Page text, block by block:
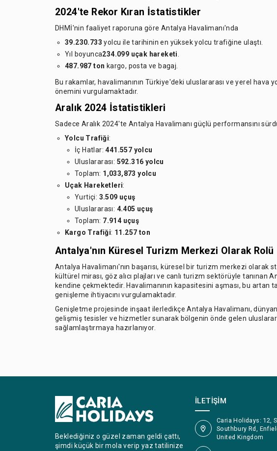
2024'te Rekor Kıran İstatistikler
DHMİ'nin faaliyet raporuna göre Antalya Havalimanı'nda
39.230.733 yolcu ile tarihinin en yüksek yolcu trafiğine ulaştı.
Yıl boyunca234.099 uçak hareketi
487.987 ton kargo, posta ve bagaj.
Bu rakamlar, havalimanının Türkiye'deki uluslararası ve yerel hava
önemini vurgulamaktadır.
Aralık 2024 İstatistikleri
Sadece Aralık 2024'te Antalya Havalimanı güçlü performansını
Yolcu Trafiği:
İç Hatlar:441.557 yolcu
Uluslararası: 592.316 yolcu
Toplam: 1,033,873 yolcu
Uçak Hareketleri:
Yurtiçi: 3.509 uçuş
Uluslararası: 4.405 uçuş
Toplam: 7.914 uçuş
Kargo Trafiği: 11.257 ton
Antalya'nın Küresel Turizm Merkezi Olarak Rolü
Antalya Havalimanı'nın başarısı, küresel bir turizm merkezi olarak
kültürel mirası, göz alıcı plajları ve canlı turizm sektörüyle tanınan
kendine çekmektedir. Havalimanının kapasitesini aşması, bu artan
genişleme ihtiyacını vurgulamaktadır.
Genişletme projesinde inşaat ilerledikçe Antalya Havalimanı,
gelişmiş tesisler ve hizmetler sunarak bölgenin önde gelen
sağlamlaştırmaya hazırlanıyor.
Beklediğiniz o güzel zaman geldi çattı,
şimdi küçük bir mola verip yaz tatilinize
İLETIŞIM
Caria Holidays: 12,
Southbury Rd,
United Kingdom